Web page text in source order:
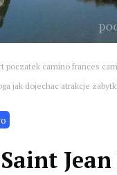
poczatek camino frances
jak dojechac atrakcje